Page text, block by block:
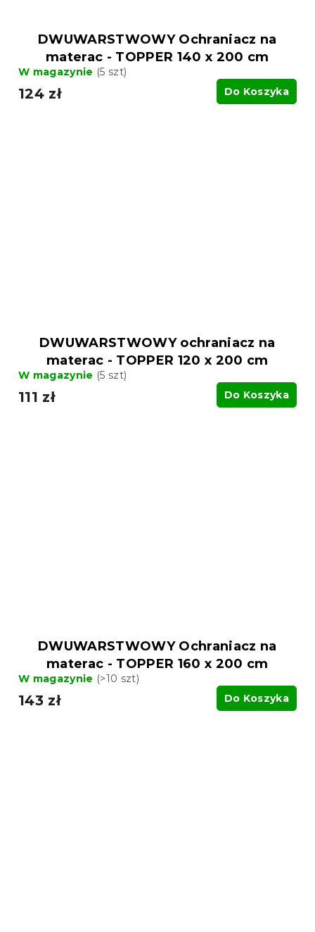
DWUWARSTWOWY Ochraniacz na
materac - TOPPER 140 x 200 cm
W magazynie (5 szt)
124 zł Do Koszyka
DWUWARSTWOWY ochraniacz na
materac - TOPPER 120 x 200 cm
W magazynie (5 szt)
111 zł Do Koszyka
DWUWARSTWOWY Ochraniacz na
materac - TOPPER 160 x 200 cm
W magazynie (>10 szt)
143 zł Do Koszyka